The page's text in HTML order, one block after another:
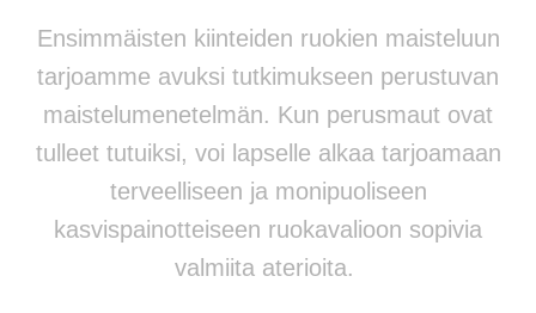
Ensimmäisten kiinteiden ruokien maisteluun
tarjoamme avuksi tutkimukseen perustuvan
maistelumenetelmän. Kun perusmaut ovat
tulleet tutuiksi, voi lapselle alkaa tarjoamaan
terveelliseen ja monipuoliseen
kasvispainotteiseen ruokavalioon sopivia
valmiita aterioita.